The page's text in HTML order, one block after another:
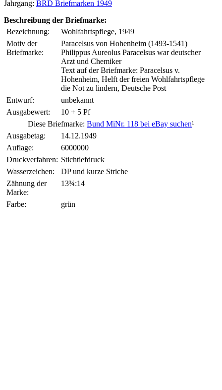
Jahrgang: BRD Briefmarken 1949
Beschreibung der Briefmarke:
Bezeichnung:
Wohlfahrtspflege, 1949
Motiv der
Briefmarke:
Paracelsus von Hohenheim (1493-1541)
Philippus Aureolus Paracelsus war deutscher
Arzt und Chemiker
Text auf der Briefmarke: Paracelsus v.
Hohenheim, Helft der freien Wohlfahrtspflege
die Not zu lindern, Deutsche Post
Entwurf:
unbekannt
Ausgabewert:
10 + 5 Pf
Diese Briefmarke: Bund MiNr. 118 bei eBay suchen¹
Ausgabetag:
14.12.1949
Auflage:
6000000
Druckverfahren: Stichtiefdruck
Wasserzeichen:
DP und kurze Striche
Zähnung der
Marke:
13¾:14
Farbe: grün